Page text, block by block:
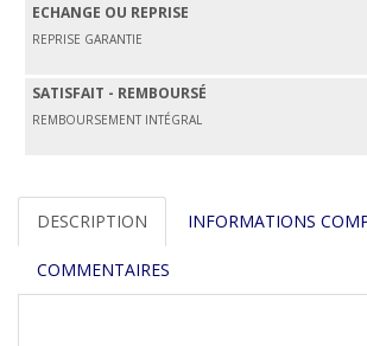
ECHANGE OU REPRISE
REPRISE GARANTIE
SATISFAIT - REMBOURSÉ
REMBOURSEMENT INTÉGRAL
DESCRIPTION INFORMATIONS
COMMENTAIRES